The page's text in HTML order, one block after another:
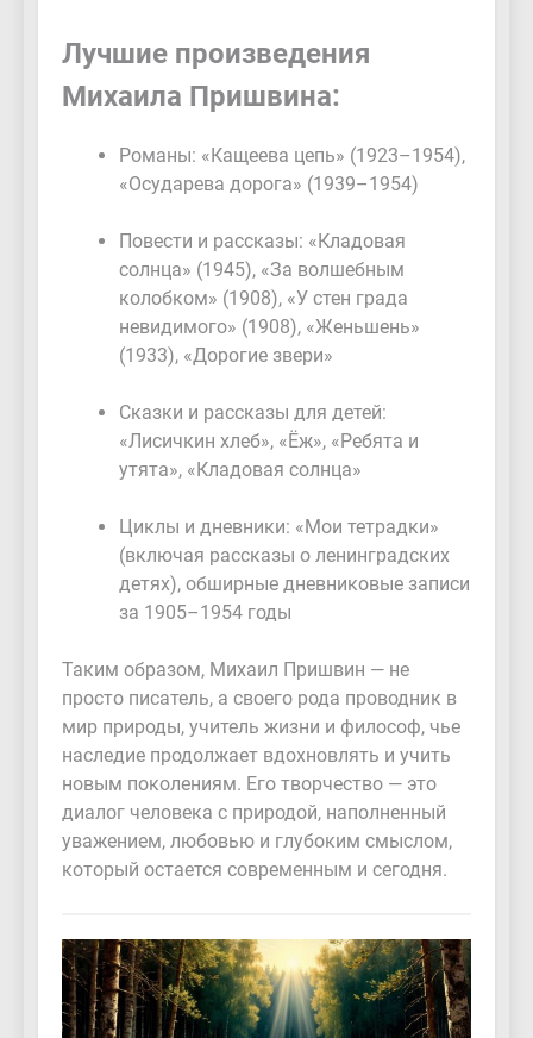
Лучшие произведения
Михаила Пришвина:
Романы: «Кащеева цепь» (1923–1954),
«Осударева дорога» (1939–1954)
Повести и рассказы: «Кладовая
солнца» (1945), «За волшебным
колобком» (1908), «У стен града
невидимого» (1908), «Женьшень»
(1933), «Дорогие звери»
Сказки и рассказы для детей:
«Лисичкин хлеб», «Ёж», «Ребята и
утята», «Кладовая солнца»
Циклы и дневники: «Мои тетрадки»
(включая рассказы о ленинградских
детях), обширные дневниковые записи
за 1905–1954 годы
Таким образом, Михаил Пришвин — не
просто писатель, а своего рода проводник в
мир природы, учитель жизни и философ, чье
наследие продолжает вдохновлять и учить
новым поколениям. Его творчество — это
диалог человека с природой, наполненный
уважением, любовью и глубоким смыслом,
который остается современным и сегодня.